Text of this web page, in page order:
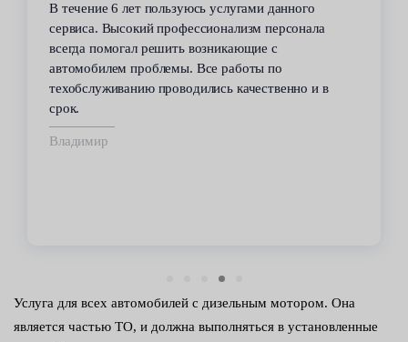
В течение 6 лет пользуюсь услугами данного
сервиса. Высокий профессионализм персонала
всегда помогал решить возникающие с
автомобилем проблемы. Все работы по
техобслуживанию проводились качественно и в
срок.
Владимир
Услуга для всех автомобилей с дизельным мотором. Она
является частью ТО, и должна выполняться в установленные